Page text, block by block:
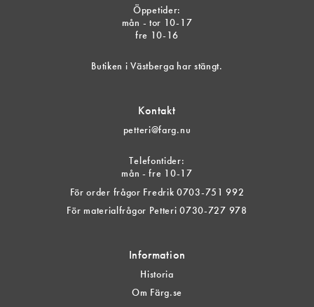
Öppetider:
mån - tor 10-17
fre 10-16
Butiken i Västberga har stängt.
Kontakt
petteri@farg.nu
Telefontider:
mån - fre 10-17
För order frågor Fredrik 0703-751 992
För materialfrågor Petteri 0730-727 978
Information
Historia
Om Färg.se